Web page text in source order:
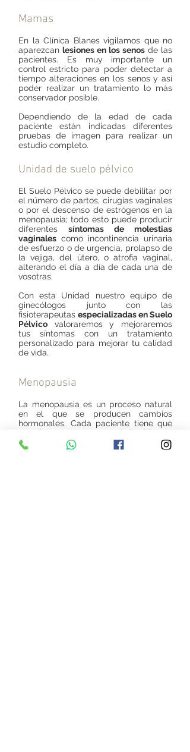
Mamas
En la Clínica Blanes vigilamos que no
aparezcan lesiones en los senos de las
pacientes. Es muy importante un
control estricto para poder detectar a
tiempo alteraciones en los senos y así
poder realizar un tratamiento lo más
conservador posible.
Dependiendo de la edad de cada
paciente están indicadas diferentes
pruebas de imagen para realizar un
estudio completo. ​
Unidad de suelo pélvico
El Suelo Pélvico se puede debilitar por
el número de partos, cirugías vaginales
o por el descenso de estrógenos en la
menopausia; todo esto puede producir
diferentes síntomas de molestias
vaginales como incontinencia urinaria
de esfuerzo o de urgencia, prolapso de
la vejiga, del útero, o atrofia vaginal,
alterando el día a día de cada una de
vosotras.
Con esta Unidad nuestro equipo de
ginecólogos junto con las
fisioterapeutas especializadas en Suelo
Pélvico valoraremos y mejoraremos
tus síntomas con un tratamiento
personalizado para mejorar tu calidad
de vida.
Menopausia​
La menopausia es un proceso natural
en el que se producen cambios
hormonales. Cada paciente tiene que
asumir esta nueva etapa de la vida con
alegría. En la Clínica Blanes os
acompañamos durante esta etapa